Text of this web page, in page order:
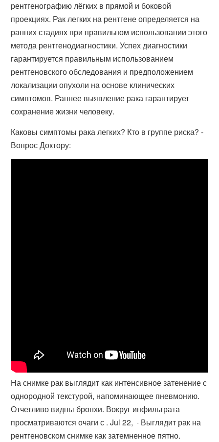
рентгенографию лёгких в прямой и боковой
проекциях. Рак легких на рентгене определяется на
ранних стадиях при правильном использовании этого
метода рентгенодиагностики. Успех диагностики
гарантируется правильным использованием
рентгеновского обследования и предположением
локализации опухоли на основе клинических
симптомов. Раннее выявление рака гарантирует
сохранение жизни человеку.
Каковы симптомы рака легких? Кто в группе риска? -
Вопрос Доктору:
На снимке рак выглядит как интенсивное затенение с
однородной текстурой, напоминающее пневмонию.
Отчетливо видны бронхи. Вокруг инфильтрата
просматриваются очаги с . Jul 22, · Выглядит рак на
рентгеновском снимке как затемненное пятно.